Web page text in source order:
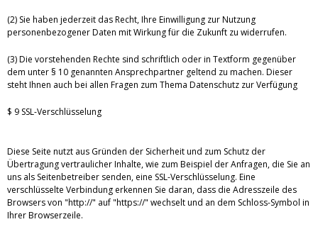
(2) Sie haben jederzeit das Recht, Ihre Einwilligung zur Nutzung
personenbezogener Daten mit Wirkung für die Zukunft zu widerrufen.
(3) Die vorstehenden Rechte sind schriftlich oder in Textform gegenüber
dem unter § 10 genannten Ansprechpartner geltend zu machen. Dieser
steht Ihnen auch bei allen Fragen zum Thema Datenschutz zur Verfügung
$ 9 SSL-Verschlüsselung
Diese Seite nutzt aus Gründen der Sicherheit und zum Schutz der
Übertragung vertraulicher Inhalte, wie zum Beispiel der Anfragen, die Sie an
uns als Seitenbetreiber senden, eine SSL-Verschlüsselung. Eine
verschlüsselte Verbindung erkennen Sie daran, dass die Adresszeile des
Browsers von "http://" auf "https://" wechselt und an dem Schloss-Symbol in
Ihrer Browserzeile.